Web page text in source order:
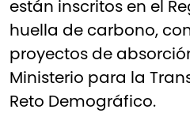
están inscritos en el
huella de carbono,
proyectos de
Ministerio para la
Reto Demográfico.